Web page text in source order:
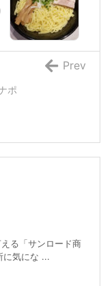
ポ
Prev
る「サンロード商
に気にな ...